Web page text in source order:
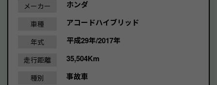
メーカー ホンダ
車種 アコードハイブリッド
年式 平成29年/2017年
走行距離 35,504Km
種別 事故車